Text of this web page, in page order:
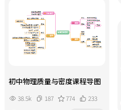
初中物理质量与密度课程导图
38.5k 187 774
233